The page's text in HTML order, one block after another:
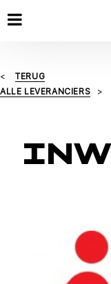
TERUG
ALLE LEVERANCIERS